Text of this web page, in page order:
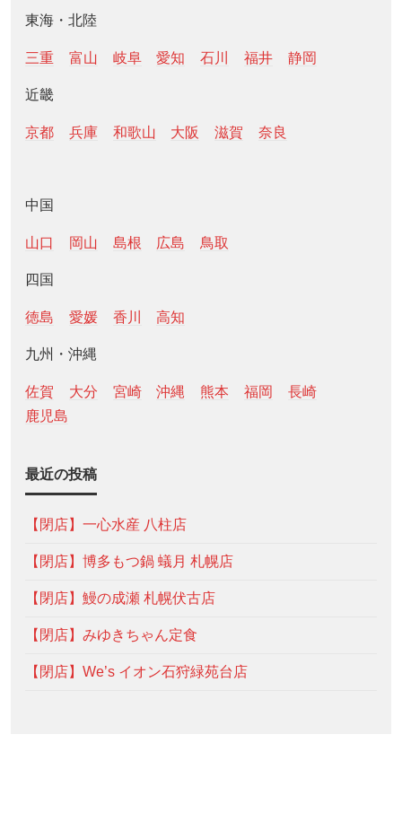
東海・北陸
三重 富山 岐阜 愛知 石川 福井 静岡
近畿
京都 兵庫 和歌山 大阪 滋賀 奈良
中国
山口 岡山 島根 広島 鳥取
四国
徳島 愛媛 香川 高知
九州・沖縄
佐賀 大分 宮崎 沖縄 熊本 福岡
長崎
鹿児島
最近の投稿
【閉店】一心水産 八柱店
【閉店】博多もつ鍋 蟻月 札幌店
【閉店】鰻の成瀬 札幌伏古店
【閉店】みゆきちゃん定食
【閉店】We’s イオン石狩緑苑台店